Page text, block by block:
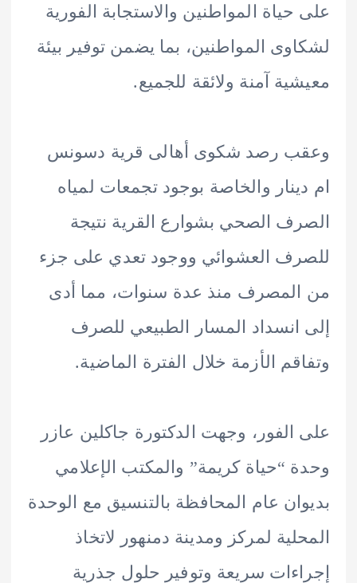
المواطنين والاستجابة الفورية
المواطنين، بما يضمن توفير بيئة
آمنة ولائقة للجميع.
رصد شكوى أهالى قرية دسونس
والخاصة بوجود تجمعات لمياه
الصحي بشوارع القرية نتيجة
العشوائي ووجود تعدي على جزء
منذ عدة سنوات، مما أدى
المسار الطبيعي للصرف
الأزمة خلال الفترة الماضية.
وجهت الدكتورة جاكلين عازر
“حياة كريمة” والمكتب الإعلامي
عام المحافظة بالتنسيق مع الوحدة
لمركز ومدينة دمنهور لاتخاذ
سريعة وتوفير حلول جذرية